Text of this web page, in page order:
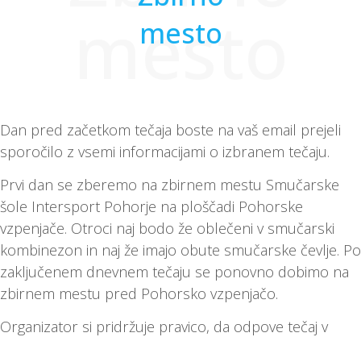
mesto
mesto
Dan pred začetkom tečaja boste na vaš email prejeli
sporočilo z vsemi informacijami o izbranem tečaju.
Prvi dan se zberemo na zbirnem mestu Smučarske
šole Intersport Pohorje na ploščadi Pohorske
vzpenjače. Otroci naj bodo že oblečeni v smučarski
kombinezon in naj že imajo obute smučarske čevlje. Po
zaključenem dnevnem tečaju se ponovno dobimo na
zbirnem mestu pred Pohorsko vzpenjačo.
Organizator si pridržuje pravico, da odpove tečaj v